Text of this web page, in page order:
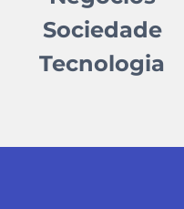
Sociedade
Tecnologia